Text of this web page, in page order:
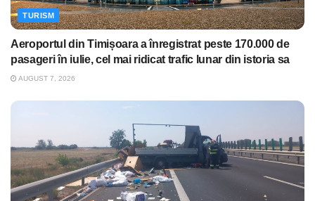
TURISM
Aeroportul din Timișoara a înregistrat peste 170.000 de
pasageri în iulie, cel mai ridicat trafic lunar din istoria sa
AUGUST 7, 2026